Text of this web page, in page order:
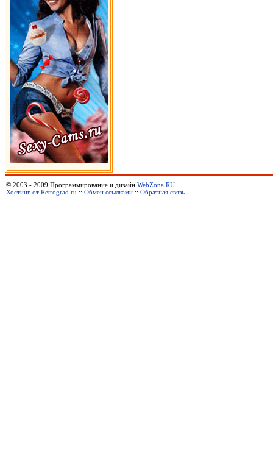
© 2003 - 2009 Программирование и дизайн WebZona.RU
Хостинг от Retrograd.ru :: Обмен ссылками :: Обратная связь